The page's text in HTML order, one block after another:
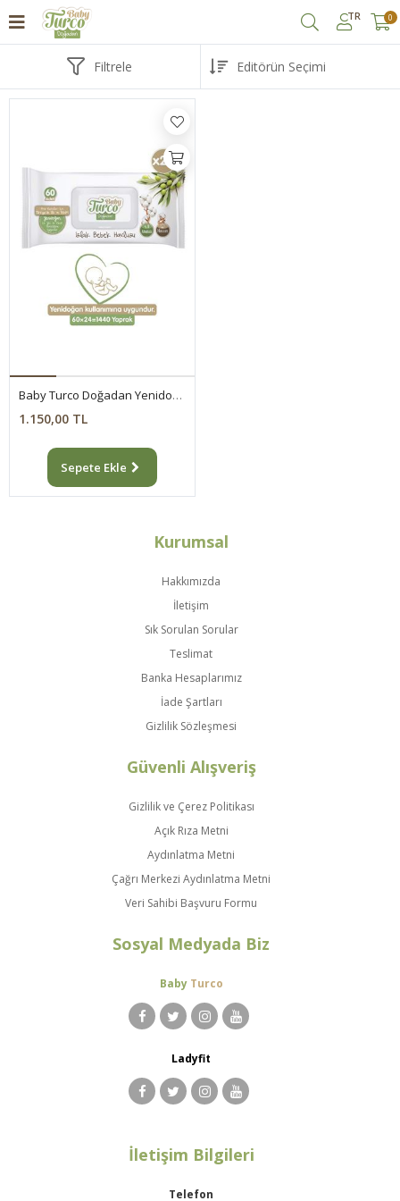
TR 0
Filtrele
Baby Turco Doğadan Yenidoğan Islak Bebek Havlusu 24X60 Yaprak
1.150,00 TL
Sepete Ekle
Kurumsal
Hakkımızda
İletişim
Sık Sorulan Sorular
Teslimat
Banka Hesaplarımız
İade Şartları
Gizlilik Sözleşmesi
Güvenli Alışveriş
Gizlilik ve Çerez Politikası
Açık Rıza Metni
Aydınlatma Metni
Çağrı Merkezi Aydınlatma Metni
Veri Sahibi Başvuru Formu
Sosyal Medyada Biz
Baby Turco
Ladyfit
İletişim Bilgileri
Telefon